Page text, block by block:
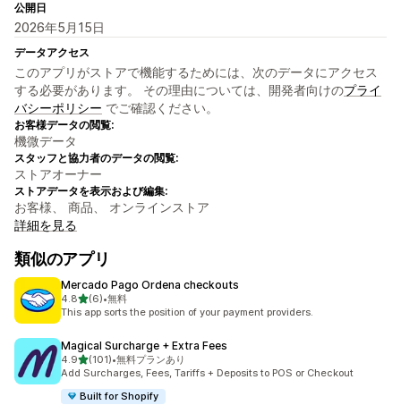
公開日
2026年5月15日
データアクセス
このアプリがストアで機能するためには、次のデータにアクセス
する必要があります。 その理由については、開発者向けのプライ
バシーポリシー でご確認ください。
お客様データの閲覧:
機微データ
スタッフと協力者のデータの閲覧:
ストアオーナー
ストアデータを表示および編集:
お客様、 商品、 オンラインストア
詳細を見る
類似のアプリ
Mercado Pago Ordena checkouts
4.85つ星中
(6)
合計レビュー数：6件
•無料
This app sorts the position of your payment providers.
Magical Surcharge + Extra Fees
4.95つ星中
(101)
合計レビュー数：101件
•無料プランあり
Add Surcharges, Fees, Tariffs + Deposits to POS or Checkout
Built for Shopify